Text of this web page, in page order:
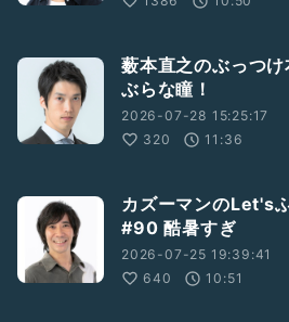
薮本直之のぶっつ
ぶらな瞳！
2026-07-28 15:25:17
320
11:36
カズーマンのLet's
#90 酷暑すぎ
2026-07-25 19:39:41
640
10:51